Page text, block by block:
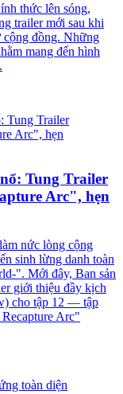
thức lên sóng,
trailer mới sau khi
cộng đồng. Những
mang đến hình
Tung Trailer
Arc", hẹn
nức lòng cộng
sinh lừng danh toàn
". Mới đây, Ban sản
giới thiệu đầy kịch
cho tập 12 — tập
Arc"